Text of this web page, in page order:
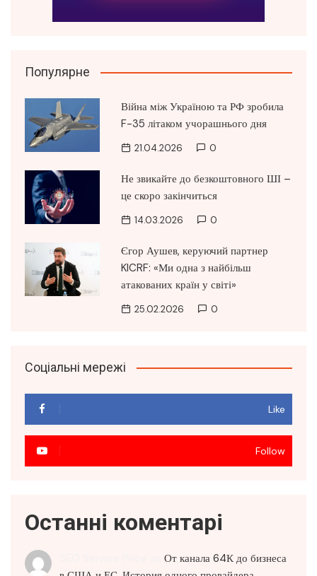
Популярне
Війна між Україною та РФ зробила
F-35 літаком учорашнього дня
21.04.2026 0
Не звикайте до безкоштовного ШІ –
це скоро закінчиться
14.03.2026 0
Єгор Аушев, керуючий партнер
KICRF: «Ми одна з найбільш
атакованих країн у світі»
25.02.2026 0
Соціальні мережі
Like
Follow
Останні коментарі
От канала 64К до бизнеса